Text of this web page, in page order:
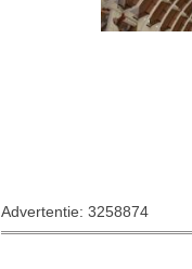
Advertentie: 3258874